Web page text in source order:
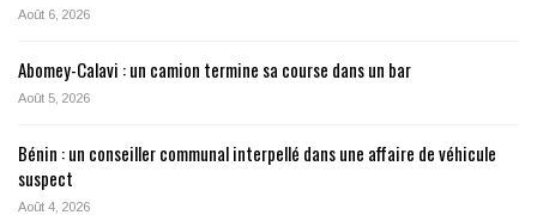
Août 6, 2026
Abomey-Calavi : un camion termine sa course dans un bar
Août 5, 2026
Bénin : un conseiller communal interpellé dans une affaire de véhicule
suspect
Août 4, 2026